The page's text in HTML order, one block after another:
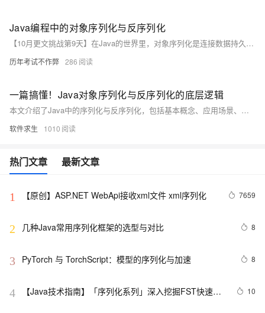
Java编程中的对象序列化与反序列化
【10月更文挑战第9天】在Java的世界里，对象序列化是连接数据持久化与网络通信的桥梁。本文将深入探讨Java对象序列化的机制、实践方法及反序列化过程，通过代码示例揭示其背后的原理。从基础概念到高级应用，我们将一步步揭开序列化技术的神秘面纱，让读者能够掌握这一强大工具，以应对数据存储和传输的挑战。
历年考试不作弊 286
一篇搞懂！Java对象序列化与反序列化的底层逻辑
本文介绍了Java中的序列化与反序列化，包括基本概念、应用场景、实现方式及注意事项。序列化是将对象转换为字节流，便于存储和传输；反序列化则是将字节流还原为对象。文中详细讲解了实现序列化的步骤，以及常见的反序列化失败原因和最佳实践。通过实例和代码示例，帮助读者更好地理解和应用这一重要技术。
软件求生 1010
热门文章 最新文章
1 【原创】ASP.NET WebApi接收xml文件 xml序列化 7659
2 几种Java常用序列化框架的选型与对比 8
3 PyTorch 与 TorchScript：模型的序列化与加速 8
4
【Java技术指南】「序列化系列」深入挖掘FST快速序
10